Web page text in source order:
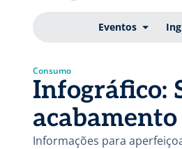
Eventos
Consumo
Infográfico:
Informações para